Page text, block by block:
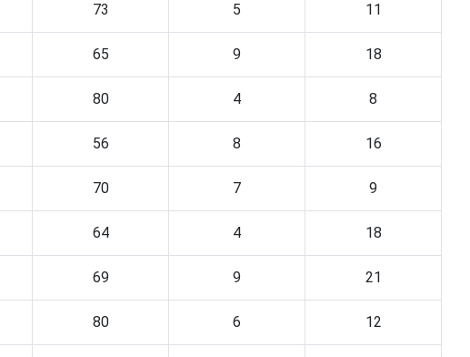
73 5 11
65 9 18
80 4 8
56 8 16
70 7 9
64 4 18
69 9 21
80 6 12